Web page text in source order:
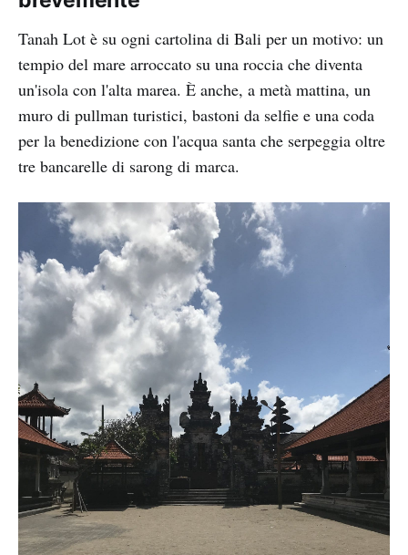
Tanah Lot è su ogni cartolina di Bali per un motivo: un
tempio del mare arroccato su una roccia che diventa
un'isola con l'alta marea. È anche, a metà mattina, un
muro di pullman turistici, bastoni da selfie e una coda
per la benedizione con l'acqua santa che serpeggia oltre
tre bancarelle di sarong di marca.